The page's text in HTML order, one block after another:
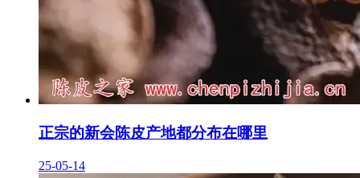
正宗的新会陈皮产地都分布在哪里
25-05-14